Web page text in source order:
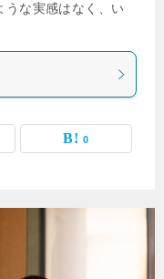
うな実感はなく、い
0